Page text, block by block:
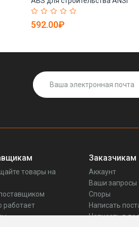
EN397 (арт. 25-5080055)
592.00₽
товары на
работает
Заказчикам
Аккаунт
Ваши запросы
Споры
Написать
Написать в